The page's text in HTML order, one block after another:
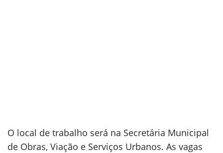
O local de trabalho será na Secretária Municipal
de Obras, Viação e Serviços Urbanos. As vagas